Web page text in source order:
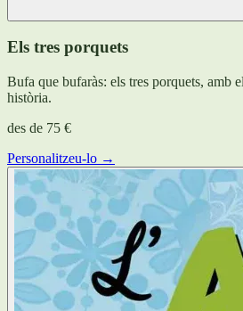
Els tres porquets
Bufa que bufaràs: els tres porquets, amb
història.
des de 75 €
Personalitzeu-lo →